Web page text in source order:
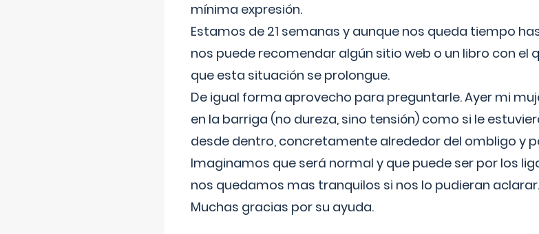
mínima expresión.
Estamos de 21 semanas y aunque nos queda tiempo
nos puede recomendar algún sitio web o un libro con el
que esta situación se prolongue.
De igual forma aprovecho para preguntarle. Ayer mi
en la barriga (no dureza, sino tensión) como si le
desde dentro, concretamente alrededor del ombligo y
Imaginamos que será normal y que puede ser por los
nos quedamos mas tranquilos si nos lo pudieran aclarar.
Muchas gracias por su ayuda.